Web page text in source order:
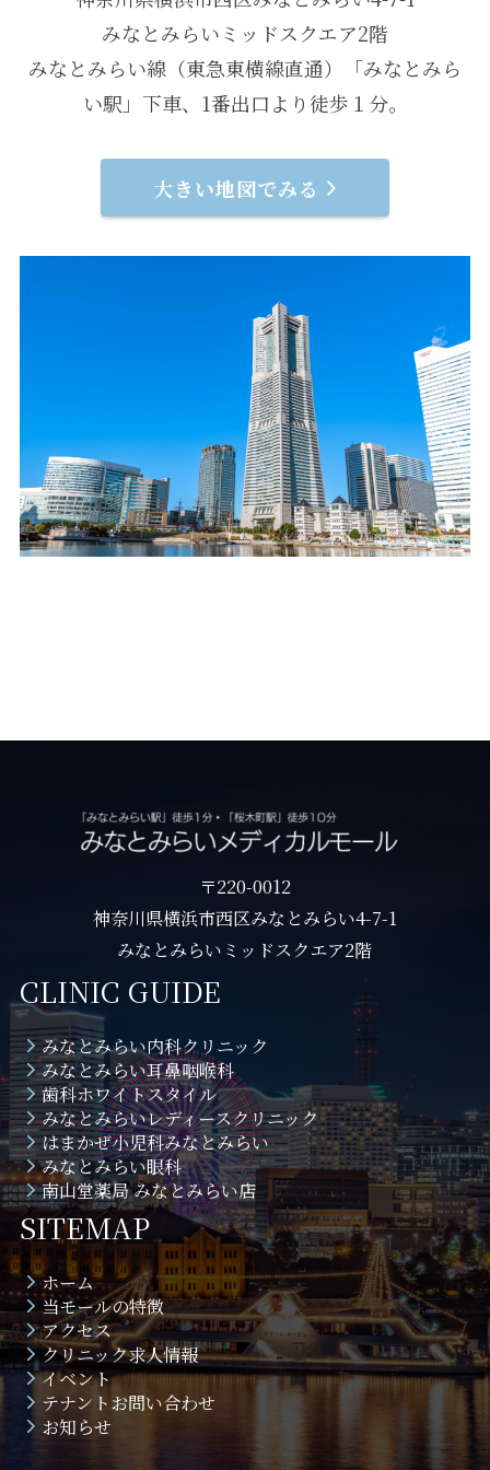
みなとみらいミッドスクエア2階
みなとみらい線（東急東横線直通）「みなとみら
い駅」下車、1番出口より徒歩１分。
大きい地図でみる
〒220-0012
神奈川県横浜市西区みなとみらい4-7-1
みなとみらいミッドスクエア2階
CLINIC GUIDE
みなとみらい内科クリニック
みなとみらい耳鼻咽喉科
歯科ホワイトスタイル
みなとみらいレディースクリニック
はまかぜ小児科みなとみらい
みなとみらい眼科
南山堂薬局 みなとみらい店
SITEMAP
ホーム
当モールの特徴
アクセス
クリニック求人情報
イベント
テナントお問い合わせ
お知らせ